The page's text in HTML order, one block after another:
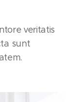
veritatis
sunt